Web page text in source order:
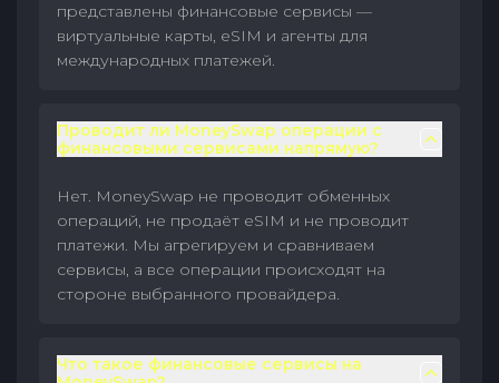
представлены финансовые сервисы —
виртуальные карты, eSIM и агенты для
международных платежей.
Проводит ли MoneySwap операции с
финансовыми сервисами напрямую?
Нет. MoneySwap не проводит обменных
операций, не продаёт eSIM и не проводит
платежи. Мы агрегируем и сравниваем
сервисы, а все операции происходят на
стороне выбранного провайдера.
Что такое финансовые сервисы на